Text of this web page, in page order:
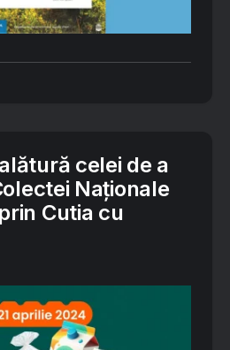
celei de a
Naționale
Cutia cu